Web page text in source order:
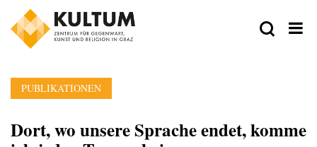
PUBLIKATIONEN
Dort, wo unsere Sprache endet, komme